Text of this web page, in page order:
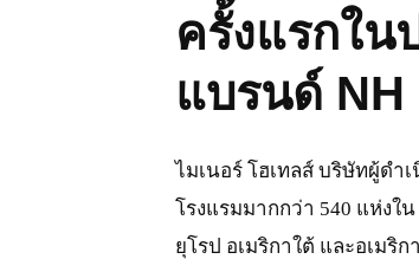
ครั้งแรกใน
แบรนด์
ไมเนอร์ โฮเทลส์ บริษัทผู้ดำ
โรงแรมมากกว่า 540 แห่งใ
ยุโรป อเมริกาใต้ และอเมริ